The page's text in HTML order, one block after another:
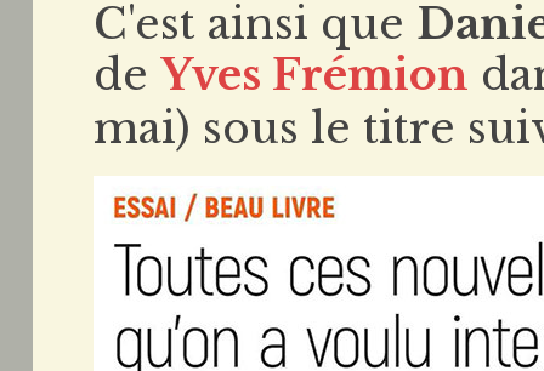
C'est ainsi que
deYves Frémion
mai) sous le titre